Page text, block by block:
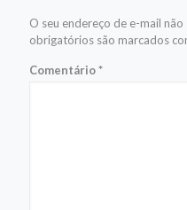
O seu endereço de e-mail
obrigatórios são marcados
Comentário*